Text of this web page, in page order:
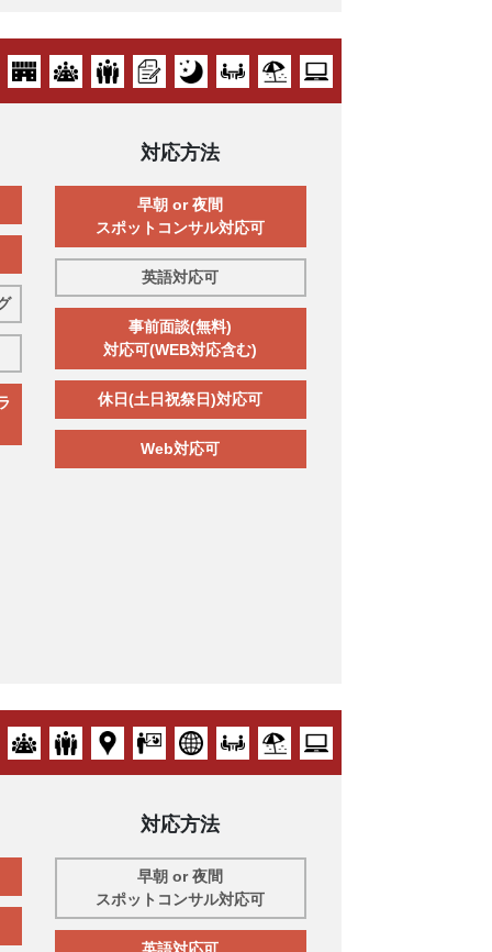
対応方法
早朝 or 夜間
スポットコンサル対応可
英語対応可
事前面談(無料)
対応可(WEB対応含む)
休日(土日祝祭日)対応可
Web対応可
対応方法
早朝 or 夜間
スポットコンサル対応可